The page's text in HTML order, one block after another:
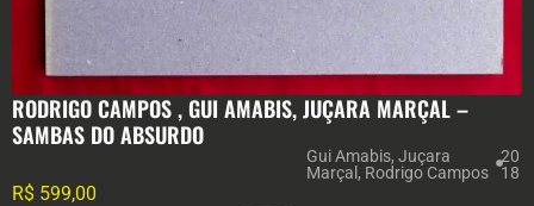
RODRIGO CAMPOS , GUI AMABIS, JUÇARA MARÇAL –
SAMBAS DO ABSURDO
Gui Amabis, Juçara
Marçal , Rodrigo Campos
20
18
R$ 599,00